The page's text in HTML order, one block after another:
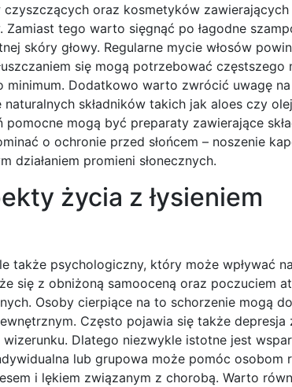
oraz kosmetyków zawierających
tego warto sięgnąć po łagodne
skóry głowy. Regularne mycie włosów
się mogą potrzebować częstszego
Dodatkowo warto zwrócić uwagę
składników takich jak aloes czy
mogą być preparaty zawierające
o ochronie przed słońcem – noszenie
promieni słonecznych.
życia z łysieniem
także psychologiczny, który może wpływać
się z obniżoną samooceną oraz poczuciem
Osoby cierpiące na to schorzenie mogą
Często pojawia się także depresja
Dlatego niezwykle istotne jest
lub grupowa może pomóc osobom
i lękiem związanym z chorobą. Warto